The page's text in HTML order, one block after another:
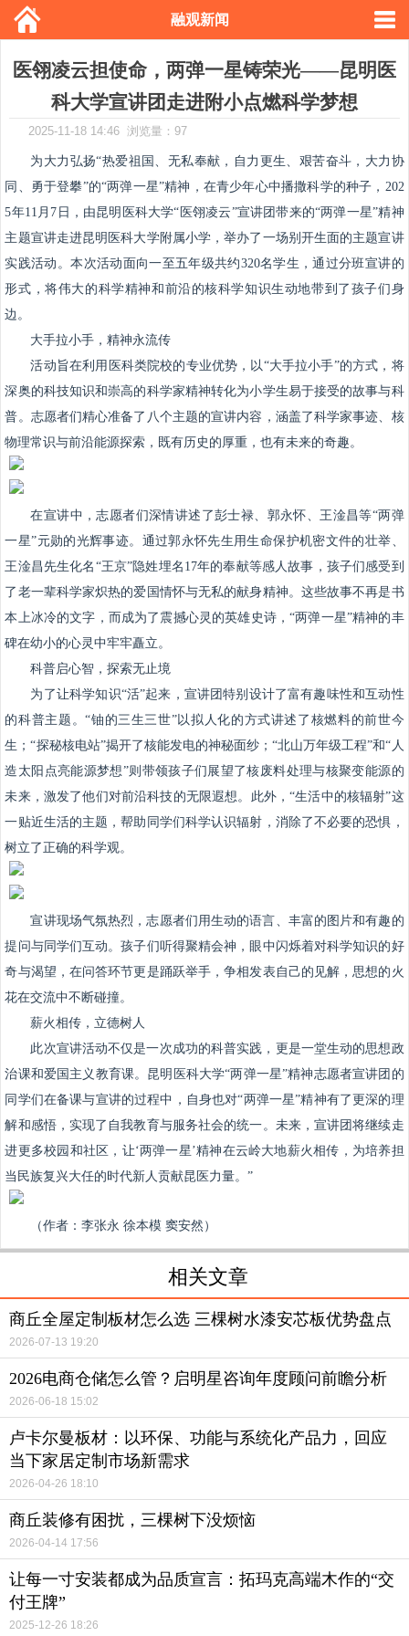
融观新闻
医翎凌云担使命，两弹一星铸荣光——昆明医
科大学宣讲团走进附小点燃科学梦想
2025-11-18 14:46 浏览量：97
为大力弘扬“热爱祖国、无私奉献，自力更生、艰苦奋斗，大力协
同、勇于登攀”的“两弹一星”精神，在青少年心中播撒科学的种子，202
5年11月7日，由昆明医科大学“医翎凌云”宣讲团带来的“两弹一星”精神
主题宣讲走进昆明医科大学附属小学，举办了一场别开生面的主题宣讲
实践活动。本次活动面向一至五年级共约320名学生，通过分班宣讲的
形式，将伟大的科学精神和前沿的核科学知识生动地带到了孩子们身
边。
大手拉小手，精神永流传
活动旨在利用医科类院校的专业优势，以“大手拉小手”的方式，将
深奥的科技知识和崇高的科学家精神转化为小学生易于接受的故事与科
普。志愿者们精心准备了八个主题的宣讲内容，涵盖了科学家事迹、核
物理常识与前沿能源探索，既有历史的厚重，也有未来的奇趣。
在宣讲中，志愿者们深情讲述了彭士禄、郭永怀、王淦昌等“两弹
一星”元勋的光辉事迹。通过郭永怀先生用生命保护机密文件的壮举、
王淦昌先生化名“王京”隐姓埋名17年的奉献等感人故事，孩子们感受到
了老一辈科学家炽热的爱国情怀与无私的献身精神。这些故事不再是书
本上冰冷的文字，而成为了震撼心灵的英雄史诗，“两弹一星”精神的丰
碑在幼小的心灵中牢牢矗立。
科普启心智，探索无止境
为了让科学知识“活”起来，宣讲团特别设计了富有趣味性和互动性
的科普主题。“铀的三生三世”以拟人化的方式讲述了核燃料的前世今
生；“探秘核电站”揭开了核能发电的神秘面纱；“北山万年级工程”和“人
造太阳点亮能源梦想”则带领孩子们展望了核废料处理与核聚变能源的
未来，激发了他们对前沿科技的无限遐想。此外，“生活中的核辐射”这
一贴近生活的主题，帮助同学们科学认识辐射，消除了不必要的恐惧，
树立了正确的科学观。
宣讲现场气氛热烈，志愿者们用生动的语言、丰富的图片和有趣的
提问与同学们互动。孩子们听得聚精会神，眼中闪烁着对科学知识的好
奇与渴望，在问答环节更是踊跃举手，争相发表自己的见解，思想的火
花在交流中不断碰撞。
薪火相传，立德树人
此次宣讲活动不仅是一次成功的科普实践，更是一堂生动的思想政
治课和爱国主义教育课。昆明医科大学“两弹一星”精神志愿者宣讲团的
同学们在备课与宣讲的过程中，自身也对“两弹一星”精神有了更深的理
解和感悟，实现了自我教育与服务社会的统一。未来，宣讲团将继续走
进更多校园和社区，让‘两弹一星’精神在云岭大地薪火相传，为培养担
当民族复兴大任的时代新人贡献昆医力量。”
（作者：李张永 徐本模 窦安然）
相关文章
商丘全屋定制板材怎么选 三棵树水漆安芯板优势盘点
2026-07-13 19:20
2026电商仓储怎么管？启明星咨询年度顾问前瞻分析
2026-06-18 15:02
卢卡尔曼板材：以环保、功能与系统化产品力，回应
当下家居定制市场新需求
2026-04-26 18:10
商丘装修有困扰，三棵树下没烦恼
2026-04-14 17:56
让每一寸安装都成为品质宣言：拓玛克高端木作的“交
付王牌”
2025-12-26 18:26